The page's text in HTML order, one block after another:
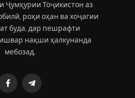
Ҷумҳурии Тоҷикистон аз
роҳи оҳан ва хоҷагии
буда, дар пешрафти
нақши ҳалкунанда
мебозад.
FacebookTelegram